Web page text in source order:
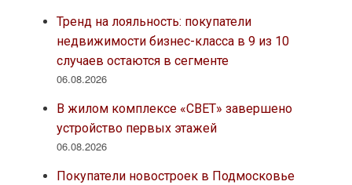
Тренд на лояльность: покупатели
недвижимости бизнес-класса в 9 из 10
случаев остаются в сегменте
06.08.2026
В жилом комплексе «СВЕТ» завершено
устройство первых этажей
06.08.2026
Покупатели новостроек в Подмосковье